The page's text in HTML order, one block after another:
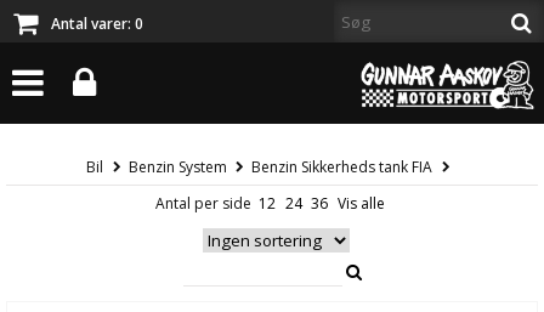
Antal varer: 0
Bil Benzin System
Benzin Sikkerheds tank FIA
Antal per side